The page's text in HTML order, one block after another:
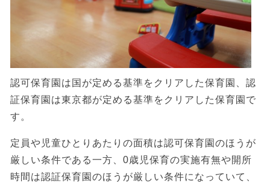
認可保育園は国が定める基準をクリアした保育園、認
証保育園は東京都が定める基準をクリアした保育園で
す。
定員や児童ひとりあたりの面積は認可保育園のほうが
厳しい条件である一方、0歳児保育の実施有無や開所
時間は認証保育園のほうが厳しい条件になっていて、